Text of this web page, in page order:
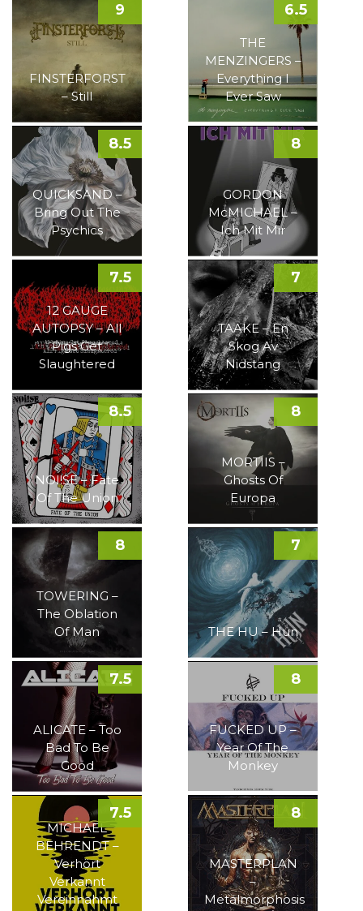
FINSTERFORST
– Still
9
THE
MENZINGERS –
Everything I
Ever Saw
6.5
QUICKSAND –
Bring Out The
Psychics
8.5
GORDON
McMICHAEL –
Ich Mit Mir
8
12 GAUGE
AUTOPSY – All
Pigs Get
Slaughtered
7.5
TAAKE – En
Skog Av
Nidstang
7
NOI!SE – Fate
Of The Union
8.5
MORTIIS –
Ghosts Of
Europa
8
TOWERING –
The Oblation
Of Man
8
THE HU – Hun
7
ALICATE – Too
Bad To Be
Good
7.5
FUCKED UP –
Year Of The
Monkey
8
MICHAEL
BEHRENDT –
Verhört
Verkannt
Vereinnahmt
7.5
MASTERPLAN
–
Metalmorphosis
8